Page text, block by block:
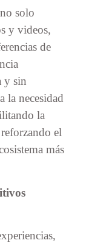
solo
y videos,
de
y sin
la necesidad
la
el
más